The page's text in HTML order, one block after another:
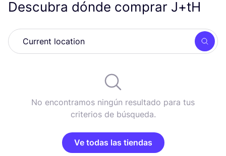
Descubra dónde comprar J+tH
No encontramos ningún resultado para tus
criterios de búsqueda.
Ve todas las tiendas